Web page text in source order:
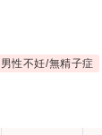
男性不妊/無精子症